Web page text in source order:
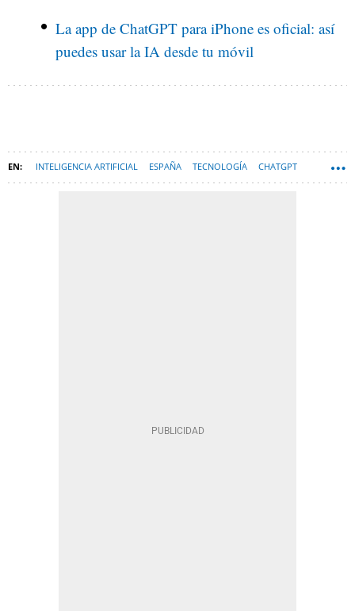
La app de ChatGPT para iPhone es oficial: así
puedes usar la IA desde tu móvil
INTELIGENCIA ARTIFICIAL ESPAÑA TECNOLOGÍA CHATGPT